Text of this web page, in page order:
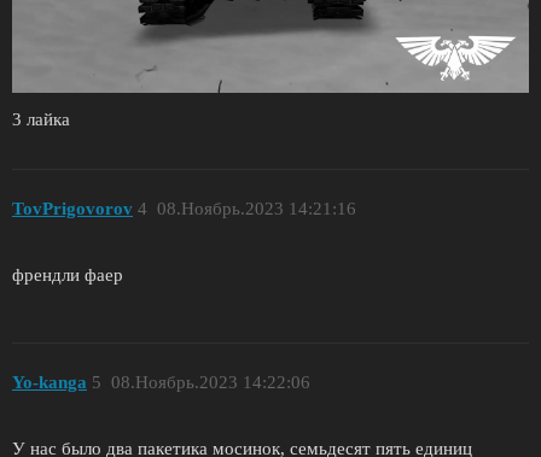
3 лайка
TovPrigovorov 08.Ноябрь.2023 14:21:16
4
френдли фаер
Yo-kanga 08.Ноябрь.2023 14:22:06
5
У нас было два пакетика мосинок, семьдесят пять единиц